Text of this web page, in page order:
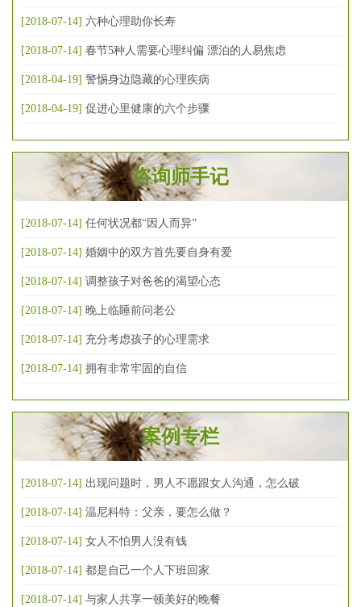
[2018-07-14] 六种心理助你长寿
[2018-07-14] 春节5种人需要心理纠偏 漂泊的人易焦虑
[2018-04-19] 警惕身边隐藏的心理疾病
[2018-04-19] 促进心里健康的六个步骤
咨询师手记
[2018-07-14] 任何状况都“因人而异”
[2018-07-14] 婚姻中的双方首先要自身有爱
[2018-07-14] 调整孩子对爸爸的渴望心态
[2018-07-14] 晚上临睡前问老公
[2018-07-14] 充分考虑孩子的心理需求
[2018-07-14] 拥有非常牢固的自信
案例专栏
[2018-07-14] 出现问题时，男人不愿跟女人沟通，怎么破
[2018-07-14] 温尼科特：父亲，要怎么做？
[2018-07-14] 女人不怕男人没有钱
[2018-07-14] 都是自己一个人下班回家
[2018-07-14] 与家人共享一顿美好的晚餐